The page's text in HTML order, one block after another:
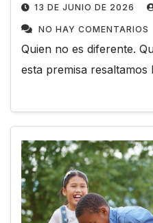
13 DE JUNIO DE 2026
NO HAY COMENTARIOS
Quien no es diferente.
esta premisa resaltamos